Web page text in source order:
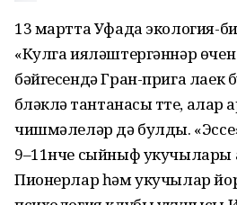
13 мартта Уфада экология-
«Кулга ияләштергәннәр
бәйгесендә Гран-прига
бүләкләү тантанасы үтте,
чишмәлеләр дә булды.
9–11нче сыйныф укучылары
Пионерлар һәм укучылар